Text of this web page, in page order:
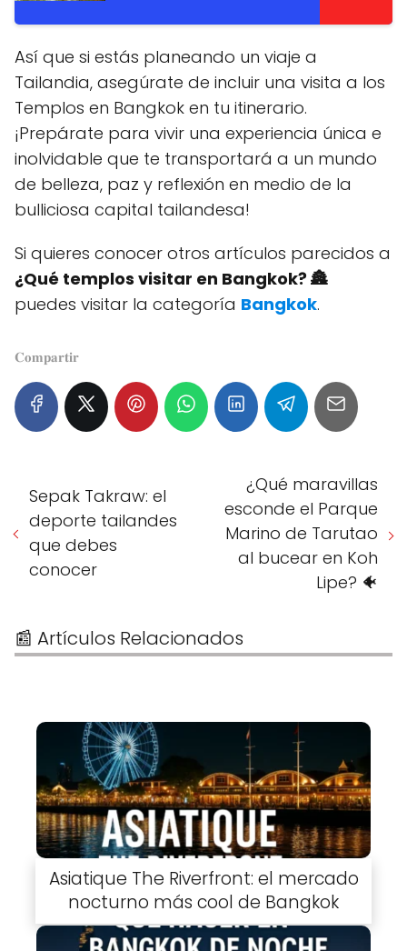
Así que si estás planeando un viaje a
Tailandia, asegúrate de incluir una visita a los
Templos en Bangkok en tu itinerario.
¡Prepárate para vivir una experiencia única e
inolvidable que te transportará a un mundo
de belleza, paz y reflexión en medio de la
bulliciosa capital tailandesa!
Si quieres conocer otros artículos parecidos a
¿Qué templos visitar en Bangkok? 🏯
puedes visitar la categoría Bangkok.
𝐂𝐨𝐦𝐩𝐚𝐫𝐭𝐢𝐫
Sepak Takraw: el
deporte tailandes
que debes
conocer
¿Qué maravillas
esconde el Parque
Marino de Tarutao
al bucear en Koh
Lipe? 🐠
📰 Artículos Relacionados
Asiatique The Riverfront: el mercado
nocturno más cool de Bangkok